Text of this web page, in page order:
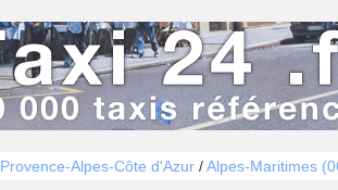
Provence-Alpes-Côte d'Azur /Alpes-Maritimes